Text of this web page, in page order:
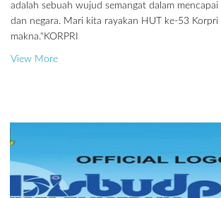
adalah sebuah wujud semangat dalam
dan negara. Mari kita rayakan HUT ke-53 Korpri
makna."KORPRI
View More